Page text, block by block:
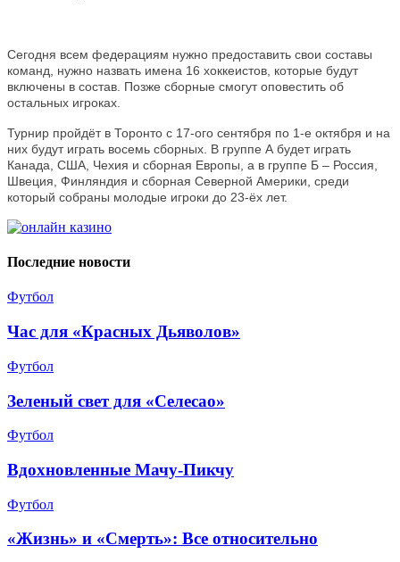
Сегодня всем федерациям нужно предоставить свои составы
команд, нужно назвать имена 16 хоккеистов, которые будут
включены в состав. Позже сборные смогут оповестить об
остальных игроках.
Турнир пройдёт в Торонто с 17-ого сентября по 1-е октября и на
них будут играть восемь сборных. В группе А будет играть
Канада, США, Чехия и сборная Европы, а в группе Б – Россия,
Швеция, Финляндия и сборная Северной Америки, среди
который собраны молодые игроки до 23-ёх лет.
Последние новости
Футбол
Час для «Красных Дьяволов»
Футбол
Зеленый свет для «Селесао»
Футбол
Вдохновленные Мачу-Пикчу
Футбол
«Жизнь» и «Смерть»: Все относительно